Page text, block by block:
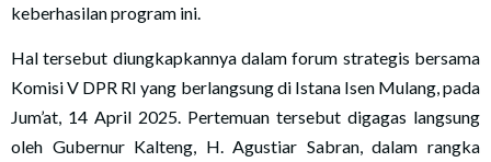
keberhasilan program ini.
Hal tersebut diungkapkannya dalam forum strategis bersama
Komisi V DPR RI yang berlangsung di Istana Isen Mulang, pada
Jum’at, 14 April 2025. Pertemuan tersebut digagas langsung
oleh Gubernur Kalteng, H. Agustiar Sabran, dalam rangka